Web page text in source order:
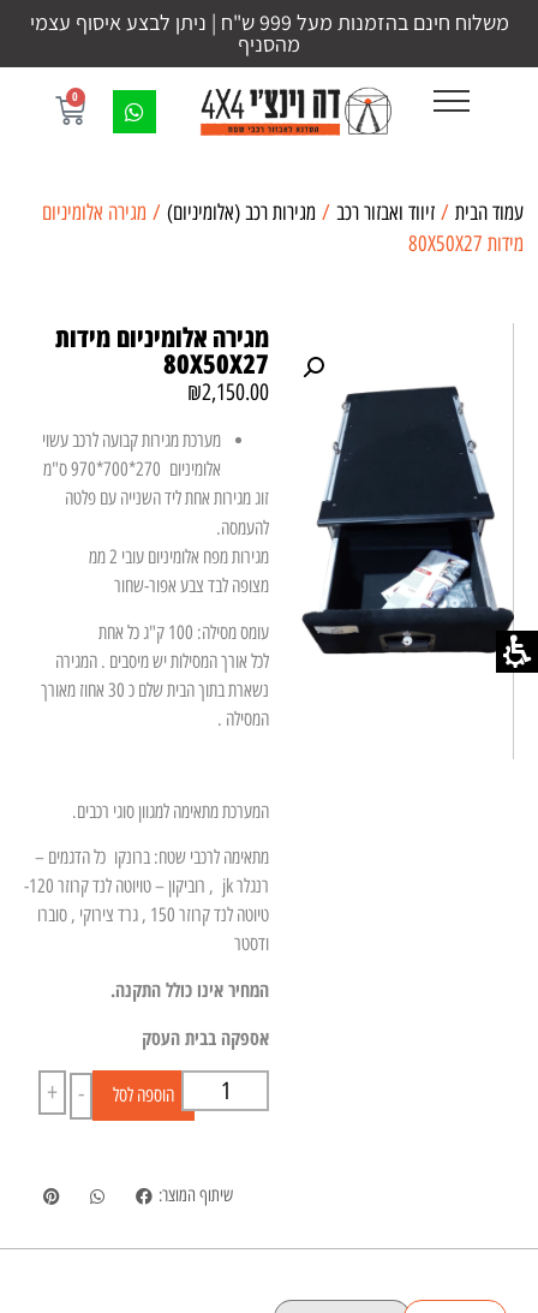
משלוח חינם בהזמנות מעל 999 ש"ח | ניתן לבצע איסוף עצמי
מהסניף
0
עמוד הבית / זיווד ואבזור רכב / מגירות רכב (אלומיניום) / מגירה אלומיניום
מידות 80X50X27
מגירה אלומיניום מידות
80X50X27
₪2,150.00
מערכת מגירות קבועה לרכב עשוי
אלומיניום 270*700*970 ס"מ
זוג מגירות אחת ליד השנייה עם פלטה
להעמסה.
מגירות מפח אלומיניום עובי 2 ממ
מצופה לבד צבע אפור-שחור
עומס מסילה: 100 ק"ג כל אחת
לכל אורך המסילות יש מיסבים . המגירה
נשארת בתוך הבית שלם כ 30 אחוז מאורך
המסילה .
המערכת מתאימה למגוון סוגי רכבים.
מתאימה לרכבי שטח: ברונקו כל הדגמים –
רנגלר jk , רוביקון – טויוטה לנד קרוזר 120-
טיוטה לנד קרוזר 150 , גרד צירוקי , סוברו
ודסטר
המחיר אינו כולל התקנה.
אספקה בבית העסק
-
+ הוספה לסל
שיתוף המוצר: